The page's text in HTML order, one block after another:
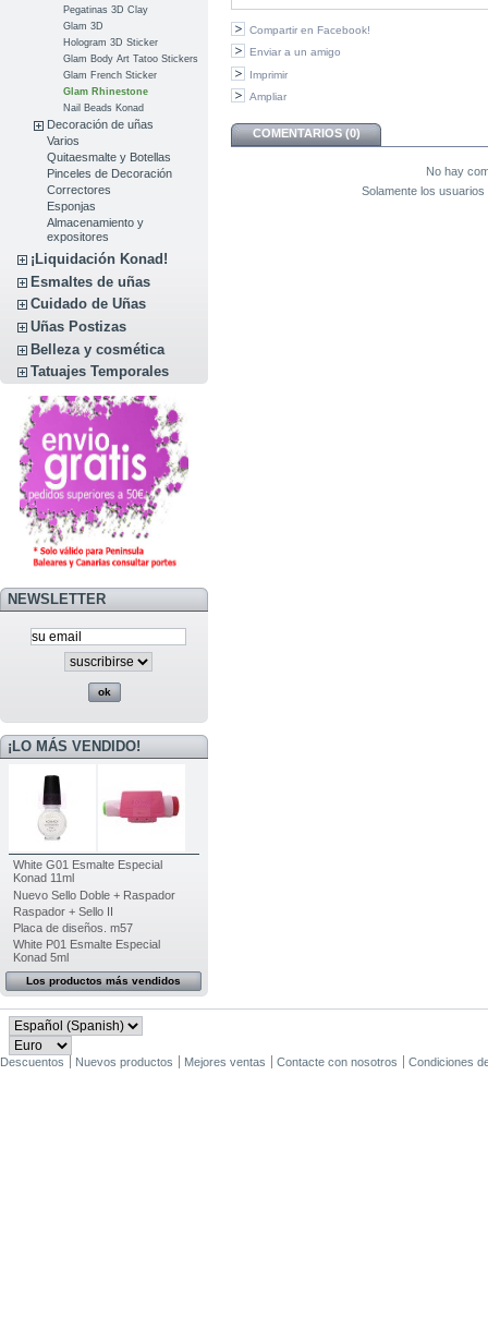
Pegatinas 3D Clay
Glam 3D
Hologram 3D Sticker
Glam Body Art Tatoo Stickers
Glam French Sticker
Glam Rhinestone
Nail Beads Konad
Decoración de uñas
Varios
Quitaesmalte y Botellas
Pinceles de Decoración
Correctores
Esponjas
Almacenamiento y
expositores
¡Liquidación Konad!
Esmaltes de uñas
Cuidado de Uñas
Uñas Postizas
Belleza y cosmética
Tatuajes Temporales
NEWSLETTER
¡LO MÁS VENDIDO!
White G01 Esmalte Especial
Konad 11ml
Nuevo Sello Doble + Raspador
Raspador + Sello II
Placa de diseños. m57
White P01 Esmalte Especial
Konad 5ml
Los productos más vendidos
Compartir en Facebook!
Enviar a un amigo
Imprimir
Ampliar
COMENTARIOS (0)
No hay
Solamente los
Descuentos Nuevos productos Mejores ventas Contacte con nosotros Condiciones